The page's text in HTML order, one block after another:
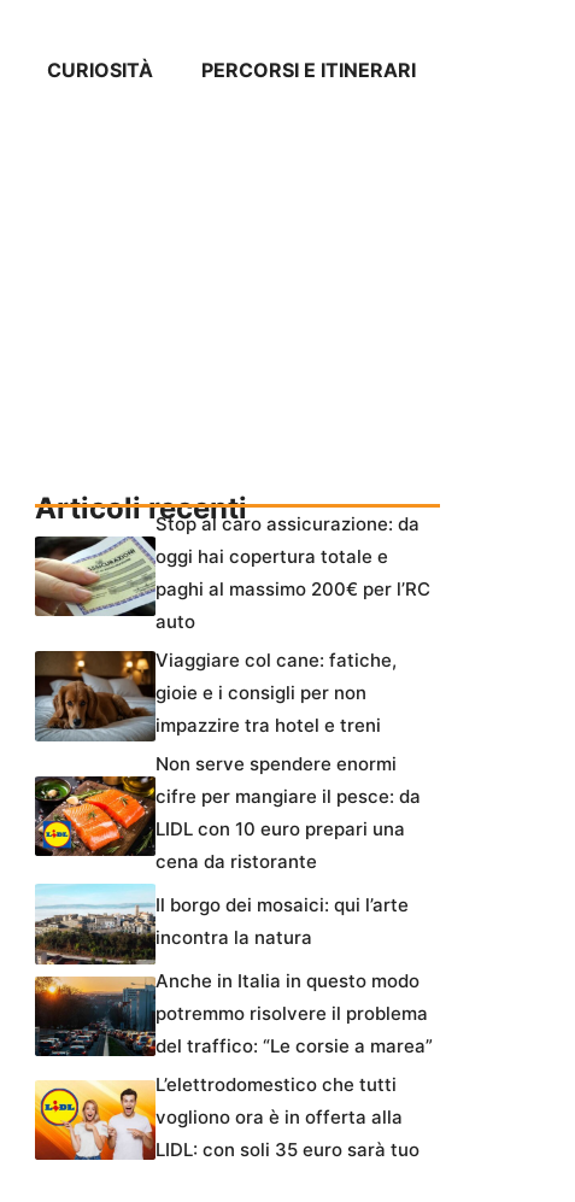
CURIOSITÀ PERCORSI E ITINERARI
Articoli recentiStop al caro assicurazione: da
oggi hai copertura totale e
paghi al massimo 200€ per l’RC
auto
Viaggiare col cane: fatiche,
gioie e i consigli per non
impazzire tra hotel e treni
Non serve spendere enormi
cifre per mangiare il pesce: da
LIDL con 10 euro prepari una
cena da ristorante
Il borgo dei mosaici: qui l’arte
incontra la natura
Anche in Italia in questo modo
potremmo risolvere il problema
del traffico: “Le corsie a marea”
L’elettrodomestico che tutti
vogliono ora è in offerta alla
LIDL: con soli 35 euro sarà tuo